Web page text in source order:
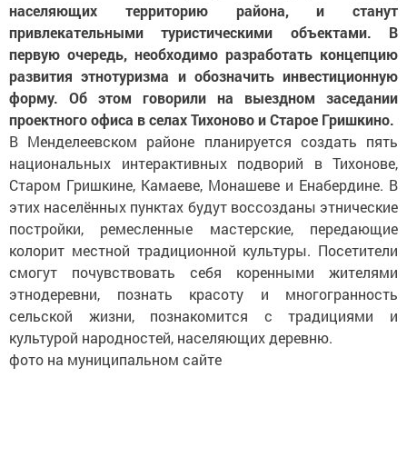
населяющих территорию района, и станут
привлекательными туристическими объектами. В
первую очередь, необходимо разработать концепцию
развития этнотуризма и обозначить инвестиционную
форму. Об этом говорили на выездном заседании
проектного офиса в селах Тихоново и Старое Гришкино.
В Менделеевском районе планируется создать пять
национальных интерактивных подворий в Тихонове,
Старом Гришкине, Камаеве, Монашеве и Енабердине. В
этих населённых пунктах будут воссозданы этнические
постройки, ремесленные мастерские, передающие
колорит местной традиционной культуры. Посетители
смогут почувствовать себя коренными жителями
этнодеревни, познать красоту и многогранность
сельской жизни, познакомится с традициями и
культурой народностей, населяющих деревню.
фото на муниципальном сайте